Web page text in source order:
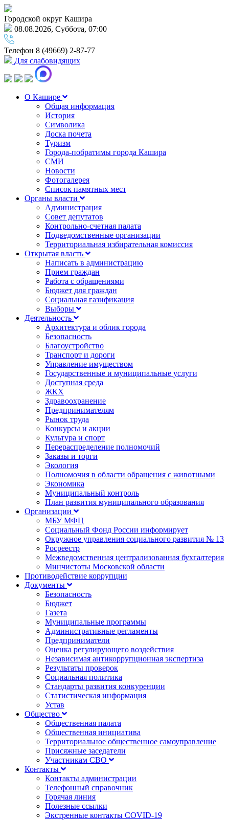
Городской округ Кашира
08.08.2026, Суббота, 07:00
Телефон 8 (49669) 2-87-77
Для слабовидящих
О Кашире
Общая информация
История
Символика
Доска почета
Туризм
Города-побратимы города Кашира
СМИ
Новости
Фотогалерея
Список памятных мест
Органы власти
Администрация
Совет депутатов
Контрольно-счетная палата
Подведомственные организации
Территориальная избирательная комиссия
Открытая власть
Написать в администрацию
Прием граждан
Работа с обращениями
Бюджет для граждан
Социальная газификация
Выборы
Деятельность
Архитектура и облик города
Безопасность
Благоустройство
Транспорт и дороги
Управление имуществом
Государственные и муниципальные услуги
Доступная среда
ЖКХ
Здравоохранение
Предпринимателям
Рынок труда
Конкурсы и акции
Культура и спорт
Перераспределение полномочий
Заказы и торги
Экология
Полномочия в области обращения с животными
Экономика
Муниципальный контроль
План развития муниципального образования
Организации
МБУ МФЦ
Социальный Фонд России информирует
Окружное управления социального развития № 13
Росреестр
Межведомственная централизованная бухгалтерия
Минчистоты Московской области
Противодействие коррупции
Документы
Безопасность
Бюджет
Газета
Муниципальные программы
Административные регламенты
Предприниматели
Оценка регулирующего воздействия
Независимая антикоррупционная экспертиза
Результаты проверок
Социальная политика
Стандарты развития конкуренции
Статистическая информация
Устав
Общество
Общественная палата
Общественная инициатива
Территориальное общественное самоуправление
Присяжные заседатели
Участникам СВО
Контакты
Контакты администрации
Телефонный справочник
Горячая линия
Полезные ссылки
Экстренные контакты COVID-19